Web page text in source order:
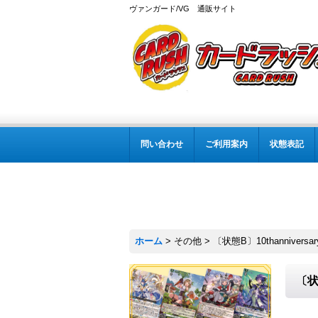
ヴァンガード/VG 通販サイト
問い合わせ ご利用案内 状態表記
ホーム > その他 > 〔状態B〕
〔